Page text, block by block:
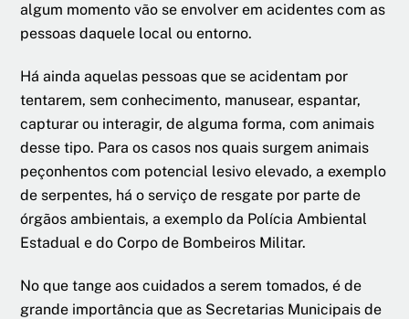
algum momento vão se envolver em acidentes com as
pessoas daquele local ou entorno.
Há ainda aquelas pessoas que se acidentam por
tentarem, sem conhecimento, manusear, espantar,
capturar ou interagir, de alguma forma, com animais
desse tipo. Para os casos nos quais surgem animais
peçonhentos com potencial lesivo elevado, a exemplo
de serpentes, há o serviço de resgate por parte de
órgãos ambientais, a exemplo da Polícia Ambiental
Estadual e do Corpo de Bombeiros Militar.
No que tange aos cuidados a serem tomados, é de
grande importância que as Secretarias Municipais de